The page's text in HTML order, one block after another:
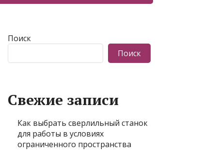
Поиск
Поиск
Свежие записи
Как выбрать сверлильный станок
для работы в условиях
ограниченного пространства